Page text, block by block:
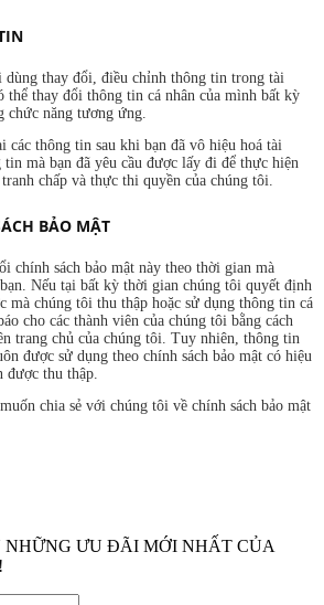
dùng thay đổi, điều chỉnh thông tin trong tài
thể thay đổi thông tin cá nhân của mình bất kỳ
chức năng tương ứng.
các thông tin sau khi bạn đã vô hiệu hoá tài
tin mà bạn đã yêu cầu được lấy đi để thực hiện
chấp và thực thi quyền của chúng tôi.
BẢO MẬT
chính sách bảo mật này theo thời gian mà
Nếu tại bất kỳ thời gian chúng tôi quyết định
mà chúng tôi thu thập hoặc sử dụng thông tin cá
cho các thành viên của chúng tôi bằng cách
trang chủ của chúng tôi. Tuy nhiên, thông tin
được sử dụng theo chính sách bảo mật có hiệu
thu thập.
chia sẻ với chúng tôi về chính sách bảo mật
ƯU ĐÃI MỚI NHẤT CỦA